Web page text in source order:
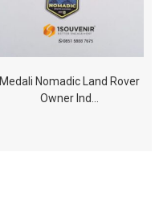
Medali Nomadic Land Rover
Owner Ind…